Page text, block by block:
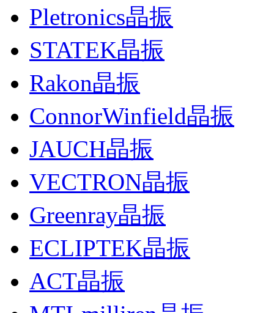
Pletronics晶振
STATEK晶振
Rakon晶振
ConnorWinfield晶振
JAUCH晶振
VECTRON晶振
Greenray晶振
ECLIPTEK晶振
ACT晶振